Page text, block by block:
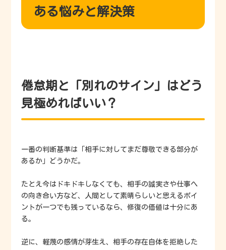
ある悩みと解決策
倦怠期と「別れのサイン」はどう
見極めればいい？
一番の判断基準は「相手に対してまだ尊敬できる部分が
あるか」どうかだ。
たとえ今はドキドキしなくても、相手の誠実さや仕事へ
の向き合い方など、人間として素晴らしいと思えるポイ
ントが一つでも残っているなら、修復の価値は十分にあ
る。
逆に、軽蔑の感情が芽生え、相手の存在自体を拒絶した